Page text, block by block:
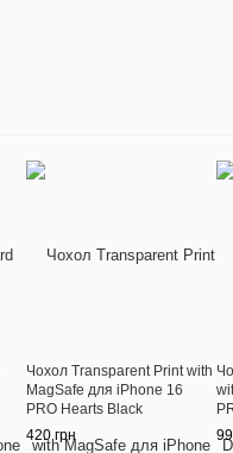
Чохол Transparent Print with
MagSafe для iPhone 16
PRO Hearts Black
420 грн